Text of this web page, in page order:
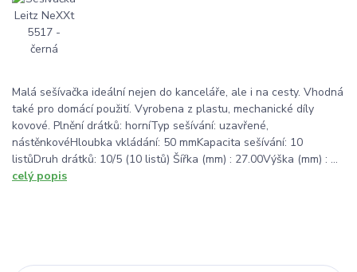
Malá sešívačka ideální nejen do kanceláře, ale i na cesty. Vhodná
také pro domácí použití. Vyrobena z plastu, mechanické díly
kovové. Plnění drátků: horníTyp sešívání: uzavřené,
nástěnkovéHloubka vkládání: 50 mmKapacita sešívání: 10
listůDruh drátků: 10/5 (10 listů) Šířka (mm) : 27.00Výška (mm) : ...
celý popis